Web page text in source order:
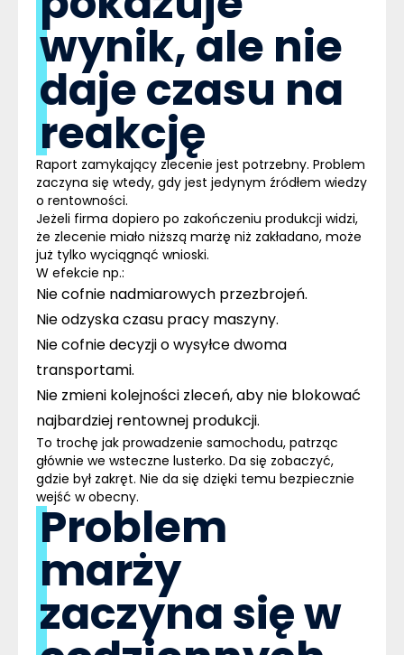
wynik, ale nie
daje czasu na
reakcję
Raport zamykający zlecenie jest potrzebny. Problem
zaczyna się wtedy, gdy jest jedynym źródłem wiedzy
o rentowności.
Jeżeli firma dopiero po zakończeniu produkcji widzi,
że zlecenie miało niższą marżę niż zakładano, może
już tylko wyciągnąć wnioski.
W efekcie np.:
Nie cofnie nadmiarowych przezbrojeń.
Nie odzyska czasu pracy maszyny.
Nie cofnie decyzji o wysyłce dwoma
transportami.
Nie zmieni kolejności zleceń, aby nie blokować
najbardziej rentownej produkcji.
To trochę jak prowadzenie samochodu, patrząc
głównie we wsteczne lusterko. Da się zobaczyć,
gdzie był zakręt. Nie da się dzięki temu bezpiecznie
wejść w obecny.
Problem
marży
zaczyna się w